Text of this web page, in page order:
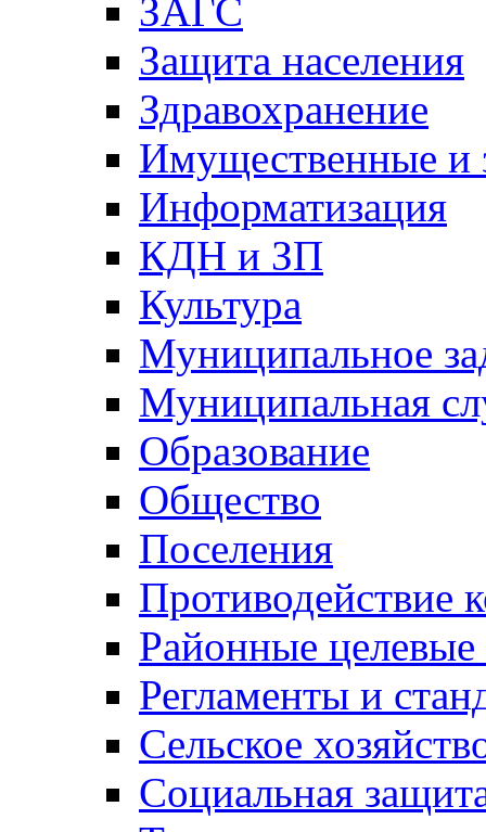
ЗАГС
Защита населения
Здравохранение
Имущественные и
Информатизация
КДН и ЗП
Культура
Муниципальное
Муниципальная
Образование
Общество
Поселения
Противодействие
Районные
Регламенты и
Сельское
Социальная